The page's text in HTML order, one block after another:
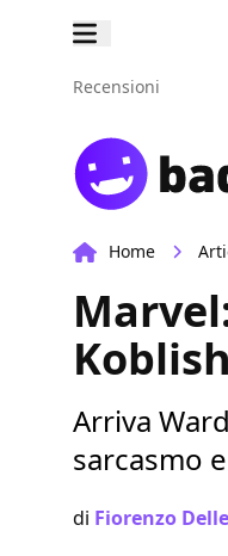
Recensioni
Home
Arriva
sarcasmo
di Fiorenzo